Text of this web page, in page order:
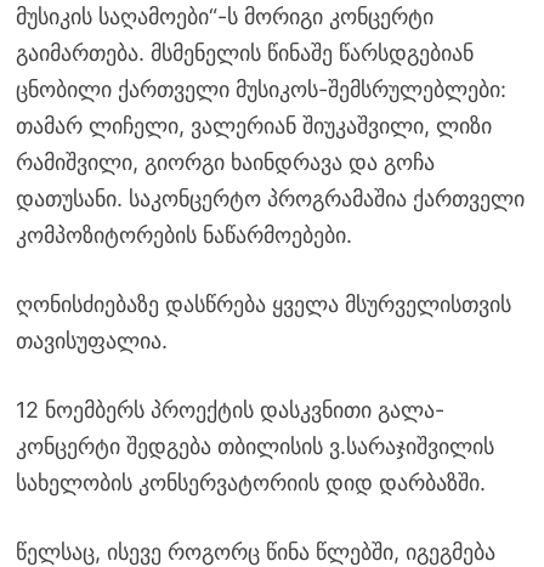
მუსიკის საღამოები“-ს მორიგი კონცერტი
გაიმართება. მსმენელის წინაშე წარსდგებიან
ცნობილი ქართველი მუსიკოს-შემსრულებლები:
თამარ ლიჩელი, ვალერიან შიუკაშვილი, ლიზი
რამიშვილი, გიორგი ხაინდრავა და გოჩა
დათუსანი. საკონცერტო პროგრამაშია ქართველი
კომპოზიტორების ნაწარმოებები.
ღონისძიებაზე დასწრება ყველა მსურველისთვის
თავისუფალია.
12 ნოემბერს პროექტის დასკვნითი გალა-
კონცერტი შედგება თბილისის ვ.სარაჯიშვილის
სახელობის კონსერვატორიის დიდ დარბაზში.
წელსაც, ისევე როგორც წინა წლებში, იგეგმება